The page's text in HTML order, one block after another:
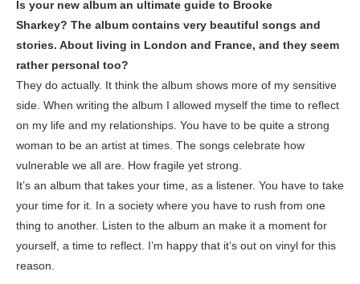
Is your new album an ultimate guide to Brooke
Sharkey? The album contains very beautiful songs and
stories. About living in London and France, and they seem
rather personal too?
They do actually. It think the album shows more of my sensitive
side. When writing the album I allowed myself the time to reflect
on my life and my relationships. You have to be quite a strong
woman to be an artist at times. The songs celebrate how
vulnerable we all are. How fragile yet strong.
It’s an album that takes your time, as a listener. You have to take
your time for it. In a society where you have to rush from one
thing to another. Listen to the album an make it a moment for
yourself, a time to reflect. I’m happy that it’s out on vinyl for this
reason.